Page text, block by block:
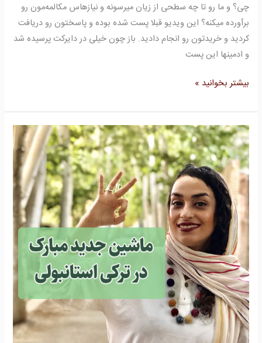
چی؟ و ما رو تا چه سطحی از زیان میرسونه و نیازهاس مکالمه‌مون رو
برآورده میکنه؟ این ویدیو قبلا پست شده بوده و پاسختون رو دریافت
کردید و خریدتون رو انجام دادید. باز چون خیلی در دایرکت پرسیده شد
و ادمینها این پست
بیشتر بخوانید »
ماشین
جدید
مبارک
در
ترکی
استانبولی